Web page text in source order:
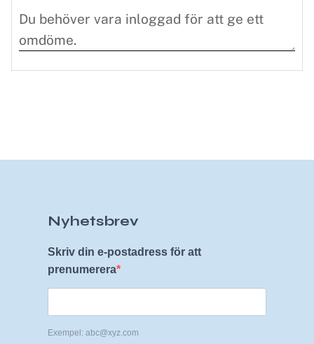
Nyhetsbrev
Skriv din e-postadress för att
prenumerera
Exempel: abc@xyz.com